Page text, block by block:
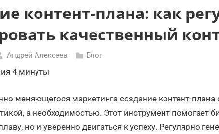
контент-плана: как
качественный
Андрей Алексеев Блог
4 минуты
меняющегося маркетинга создание контент-плана
а необходимостью. Этот инструмент помогает
но и уверенно двигаться к успеху. Регулярно